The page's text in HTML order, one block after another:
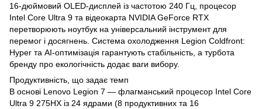
16-дюймовий OLED-дисплей із частотою 240 Гц, процесор
Intel Core Ultra 9 та відеокарта NVIDIA GeForce RTX
перетворюють ноутбук на універсальний інструмент для
перемог і досягнень. Система охолодження Legion Coldfront:
Hyper та AI-оптимізація гарантують стабільність, а турбота
бренду про екологічність додає ваги вибору.
Продуктивність, що задає темп
В основі Lenovo Legion 7 — флагманський процесор Intel Core
Ultra 9 275HX із 24 ядрами (8 продуктивних та 16